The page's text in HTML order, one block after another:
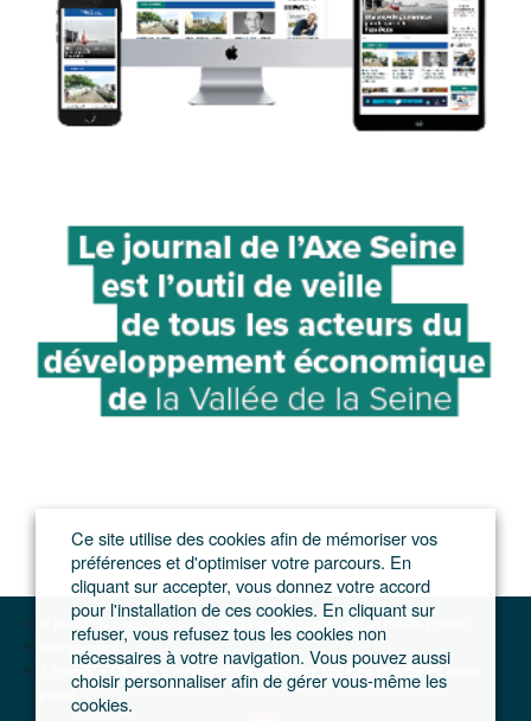
Le journal du Grand Paris – L'actualité du développement de l'Ile-de-France
Aménagement
H. Parant : « Réussir le mélange harmonieux des fonctions et éviter les effets
ghettos »
Ce site utilise des cookies afin de mémoriser vos
préférences et d'optimiser votre parcours. En
cliquant sur accepter, vous donnez votre accord
pour l'installation de ces cookies. En cliquant sur
refuser, vous refusez tous les cookies non
nécessaires à votre navigation. Vous pouvez aussi
choisir personnaliser afin de gérer vous-même les
cookies.